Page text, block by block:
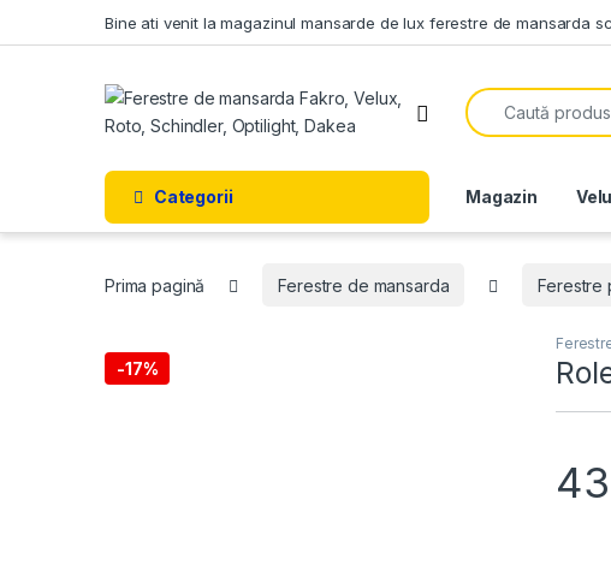
Bine ati venit la magazinul mansarde de lux ferestre de mansarda
Open
Search for:
Categorii Magazin
Prima pagină Ferestre de mansarda Ferestre
-17%